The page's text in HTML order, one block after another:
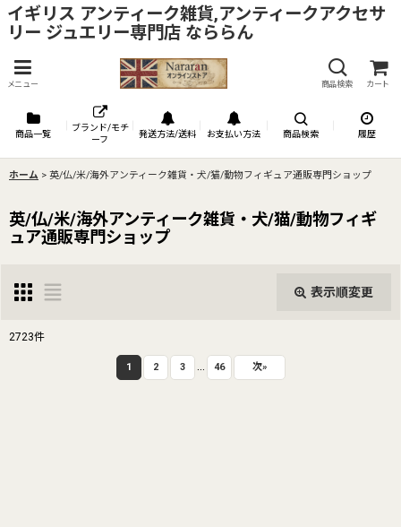
イギリス アンティーク雑貨,アンティークアクセサ
リー ジュエリー専門店 なららん
メニュー 商品検索 カート
商品一覧
ブランド/モチ
ーフ
発送方法/送料 お支払い方法 商品検索 履歴
ホーム > 英/仏/米/海外アンティーク雑貨・犬/猫/動物フィギュア通販専門ショップ
英/仏/米/海外アンティーク雑貨・犬/猫/動物フィギ
ュア通販専門ショップ
表示順変更
2723件
1 2 3 46 次»